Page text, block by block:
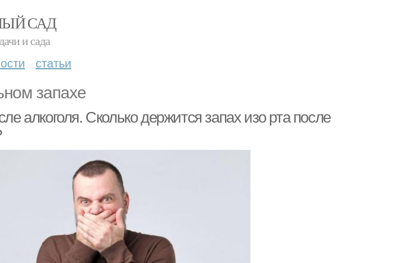
САД
и сада
статьи
запахе
алкоголя. Сколько держится запах изо рта после